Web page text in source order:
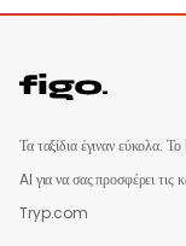
Τα ταξίδια έγιναν
AI για να σας προσφέρει τις
Tryp.com